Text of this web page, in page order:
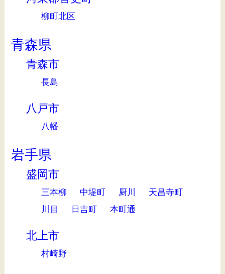
柳町北区
青森県
青森市
長島
八戸市
八幡
岩手県
盛岡市
三本柳 中堤町 厨川
天昌寺町
川目
日吉町 本町通
北上市
村崎野